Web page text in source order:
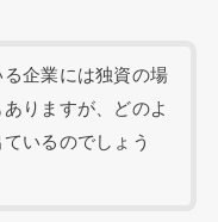
企業には独資の場
りますが、どのよ
いるのでしょう